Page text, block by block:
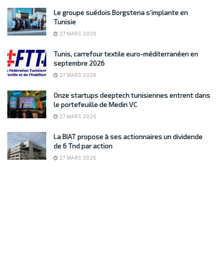
Le groupe suédois Borgstena s’implante en
Tunisie
27 MARS 2026
Tunis, carrefour textile euro-méditerranéen en
septembre 2026
27 MARS 2026
Onze startups deeptech tunisiennes entrent dans
le portefeuille de Medin VC
27 MARS 2026
La BIAT propose à ses actionnaires un dividende
de 6 Tnd par action
27 MARS 2026